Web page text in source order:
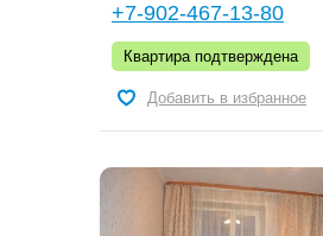
+7-902-467-13-80
Квартира подтверждена
Добавить в избранное